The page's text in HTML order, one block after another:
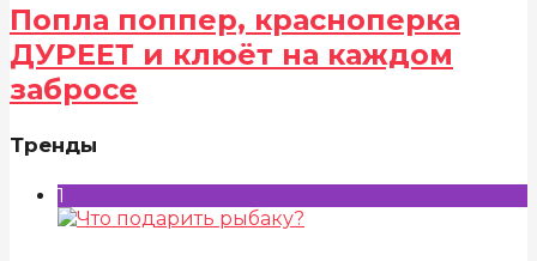
Попла поппер, красноперка
ДУРЕЕТ и клюёт на каждом
забросе
Тренды
1